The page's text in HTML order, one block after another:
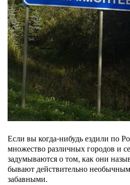
Если вы когда-нибудь ездили по
множество различных городов и
задумываются о том, как они
бывают действительно
забавными.